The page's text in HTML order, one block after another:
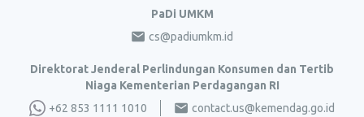
PaDi UMKM
cs@padiumkm.id
Direktorat Jenderal Perlindungan Konsumen dan Tertib
Niaga Kementerian Perdagangan RI
+62 853 1111 1010
contact.us@kemendag.go.id